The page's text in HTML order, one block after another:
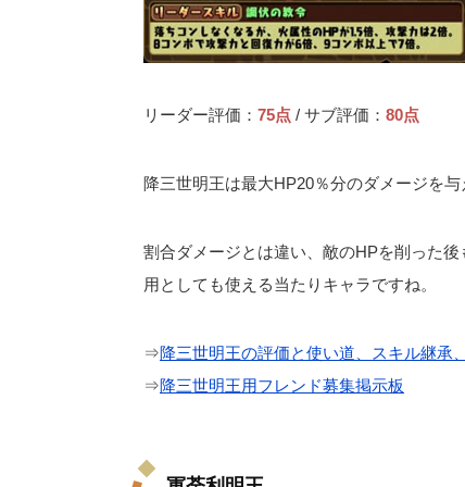
リーダー評価： 75点 / サブ評価： 80点
降三世明王は最大HP20％分のダメージを与
割合ダメージとは違い、敵のHPを削った
用としても使える当たりキャラですね。
⇒降三世明王の評価と使い道、スキル継承
⇒降三世明王用フレンド募集掲示板